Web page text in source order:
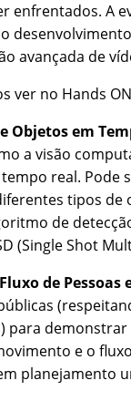
enfrentados. A
avançada de
ver no Hands
Objetos em
a visão
real. Pode
tipos de
de
(Single Shot
de Pessoas
para
e o
planejamento